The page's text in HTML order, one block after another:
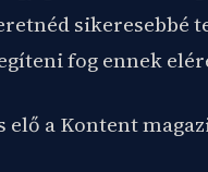
sikeresebbé
fog ennek
elő a Kontent